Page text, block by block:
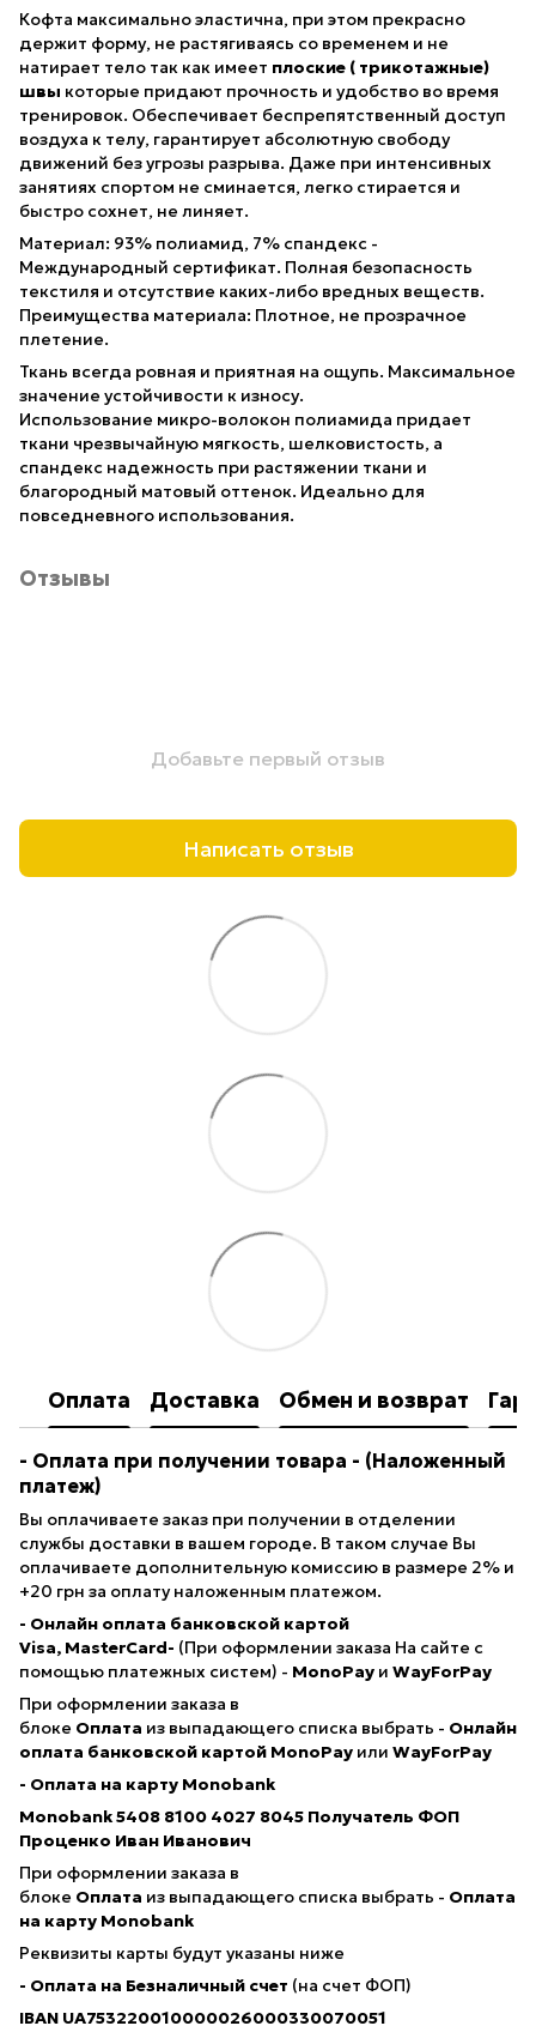
Кофта максимально эластична, при этом прекрасно
держит форму, не растягиваясь со временем и не
натирает тело так как имеет плоские ( трикотажные)
швы которые придают прочность и удобство во время
тренировок. Обеспечивает беспрепятственный доступ
воздуха к телу, гарантирует абсолютную свободу
движений без угрозы разрыва. Даже при интенсивных
занятиях спортом не сминается, легко стирается и
быстро сохнет, не линяет.
Материал: 93% полиамид, 7% спандекс -
Международный сертификат. Полная безопасность
текстиля и отсутствие каких-либо вредных веществ.
Преимущества материала: Плотное, не прозрачное
плетение.
Ткань всегда ровная и приятная на ощупь. Максимальное
значение устойчивости к износу.
Использование микро-волокон полиамида придает
ткани чрезвычайную мягкость, шелковистость, а
спандекс надежность при растяжении ткани и
благородный матовый оттенок. Идеально для
повседневного использования.
Отзывы
Добавьте первый отзыв
Написать отзыв
Оплата Доставка Обмен и возврат
- Оплата при получении товара - (Наложенный
платеж)
Вы оплачиваете заказ при получении в отделении
службы доставки в вашем городе. В таком случае Вы
оплачиваете дополнительную комиссию в размере 2% и
+20 грн за оплату наложенным платежом.
- Онлайн оплата банковской картой
Visa, MasterCard- (При оформлении заказа На сайте с
помощью платежных систем) - MonoPay и WayForPay
При оформлении заказа в
блоке Оплата из выпадающего списка выбрать - Онлайн
оплата банковской картой MonoPay или WayForPay
- Оплата на карту Monobank
Monobank 5408 8100 4027 8045 Получатель ФОП
Проценко Иван Иванович
При оформлении заказа в
блоке Оплата из выпадающего списка выбрать - Оплата
на карту Monobank
Реквизиты карты будут указаны ниже
- Оплата на Безналичный счет (на счет ФОП)
IBAN UA753220010000026000330070051